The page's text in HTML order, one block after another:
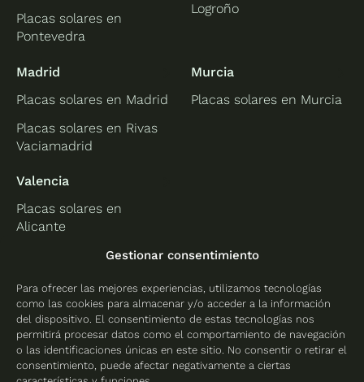
Gestionar consentimiento
Para ofrecer las mejores experiencias, utilizamos tecnologías
como las cookies para almacenar y/o acceder a la información
del dispositivo. El consentimiento de estas tecnologías nos
permitirá procesar datos como el comportamiento de navegación
o las identificaciones únicas en este sitio. No consentir o retirar el
consentimiento, puede afectar negativamente a ciertas
Placas solares en
Pontevedra
Logroño
Madrid
Placas solares en Madrid
Placas solares en Rivas
Vaciamadrid
Murcia
Placas solares en Murcia
Valencia
Placas solares en
Alicante
Placas solares en
Placas solares en
Valencia